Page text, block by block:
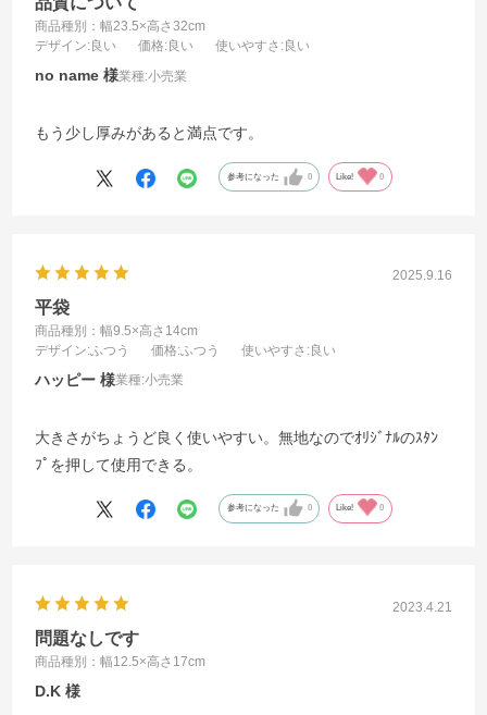
商品種別：幅23.5×高さ32cm
デザイン:良い 価格:良い 使いやすさ :良い
no name 業種:小売業
もう少し厚みがあると満点です。
参考になった 0 Like! 0
2025.9.16
平袋
商品種別：幅9.5×高さ14cm
デザイン:ふつう 価格:ふつう 使いやすさ :良い
ハッピー 業種:小売業
大きさがちょうど良く使いやすい。無地なのでｵﾘｼﾞﾅﾙのｽﾀﾝ
ﾌﾟを押して使用できる。
参考になった 0 Like! 0
2023.4.21
問題なしです
商品種別：幅12.5×高さ17cm
D.K